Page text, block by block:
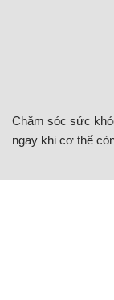
Chăm sóc sức
ngay khi cơ thể